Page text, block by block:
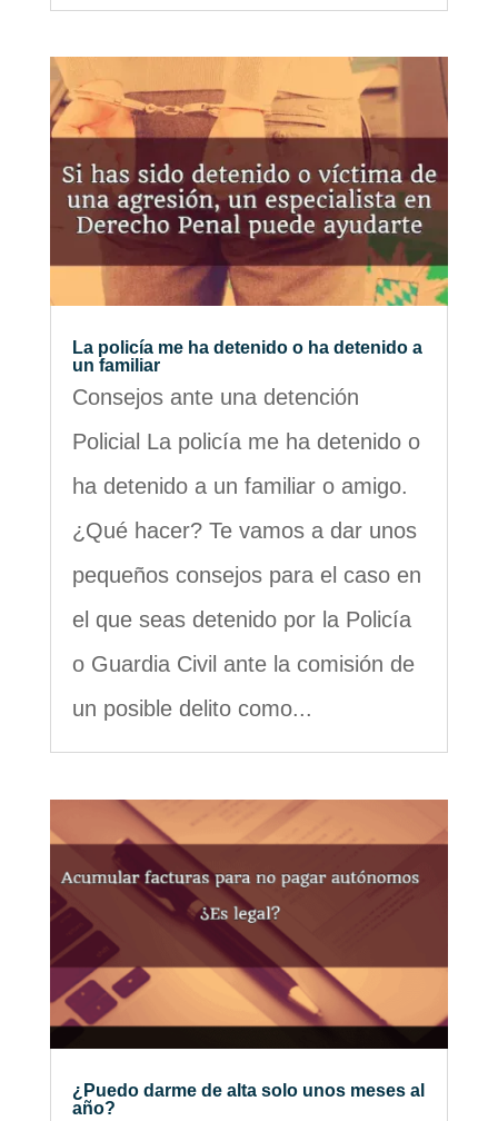
La policía me ha detenido o ha detenido a
un familiar
Consejos ante una detención
Policial La policía me ha detenido o
ha detenido a un familiar o amigo.
¿Qué hacer? Te vamos a dar unos
pequeños consejos para el caso en
el que seas detenido por la Policía
o Guardia Civil ante la comisión de
un posible delito como...
¿Puedo darme de alta solo unos meses al
año?